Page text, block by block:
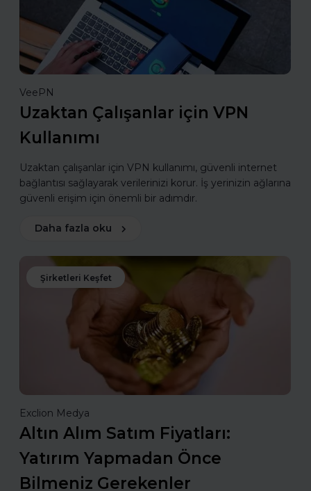
VeePN
Uzaktan Çalışanlar için VPN
Kullanımı
Uzaktan çalışanlar için VPN kullanımı, güvenli internet
bağlantısı sağlayarak verilerinizi korur. İş yerinizin ağlarına
güvenli erişim için önemli bir adımdır.
Daha fazla oku
Şirketleri Keşfet
Exclion Medya
Altın Alım Satım Fiyatları:
Yatırım Yapmadan Önce
Bilmeniz Gerekenler